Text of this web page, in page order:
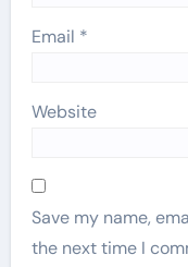
Email *
Website
Save my name,
the next time I